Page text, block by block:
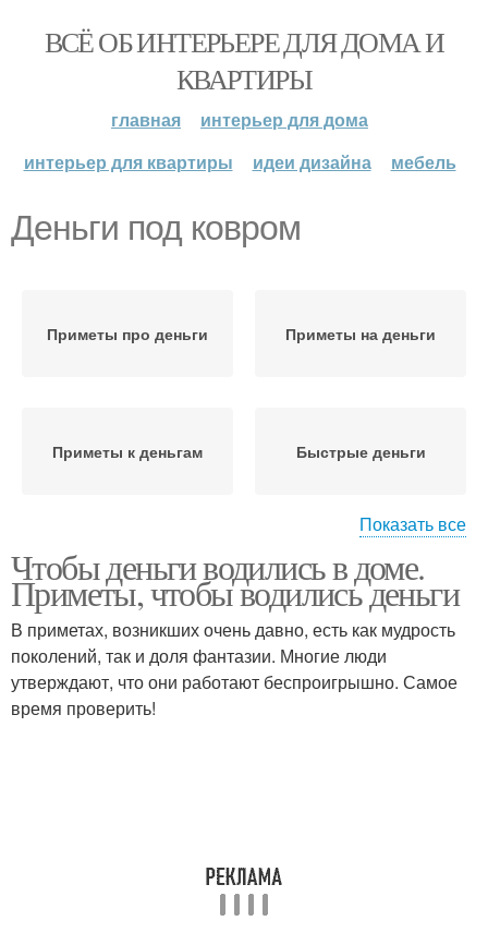
ВСЁ ОБ ИНТЕРЬЕРЕ ДЛЯ ДОМА И
КВАРТИРЫ
главная
интерьер для дома
интерьер для квартиры
идеи дизайна мебель
Деньги под ковром
Приметы про деньги Приметы на деньги
Приметы к деньгам Быстрые деньги
Деньги в домашних
условиях
Показать все
Чтобы деньги водились в доме.
Приметы, чтобы водились деньги
В приметах, возникших очень давно, есть как мудрость
поколений, так и доля фантазии. Многие люди
утверждают, что они работают беспроигрышно. Самое
время проверить!